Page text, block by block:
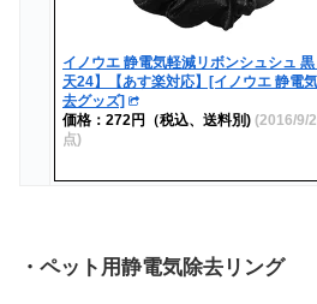
イノウエ 静電気軽減リボンシュシュ
天24】【あす楽対応】[イノウエ 静電
去グッズ]
価格：272円（税込、送料別) (2016/9/
点)
・ペット用静電気除去リング